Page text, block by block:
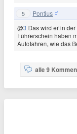
5 Pontius
@3 Das wird er in
Führerschein haben
Autofahren, wie das
alle 9